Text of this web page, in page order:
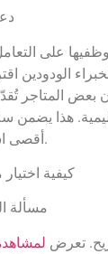
على
الودودين
بعض المتاجر
هذا يضمن
أقصى استفادة من عرضهم.
كيفية اختيار
مسألة
تعرض